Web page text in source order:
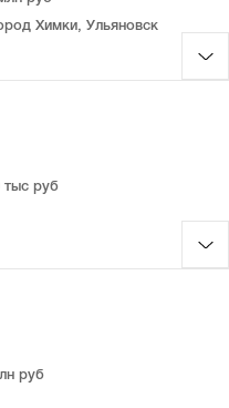
Химки, Ульяновск
тыс руб
руб